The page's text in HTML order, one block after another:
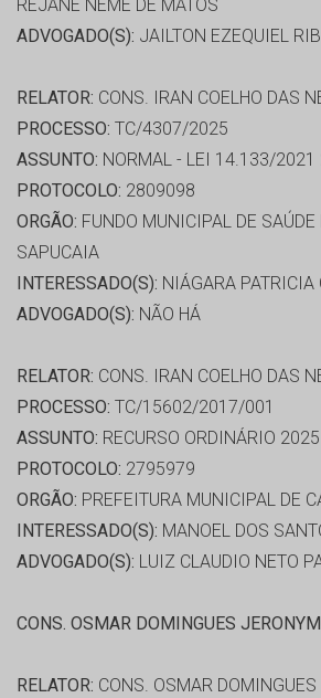
REJANE NEME DE MATOS
ADVOGADO(S): JAILTON EZEQUIEL
RELATOR: CONS. IRAN COELHO DAS
PROCESSO: TC/4307/2025
ASSUNTO: NORMAL - LEI 14.133/2021
PROTOCOLO: 2809098
ORGÃO: FUNDO MUNICIPAL DE SAÚDE
SAPUCAIA
INTERESSADO(S): NIÁGARA PATRICIA
ADVOGADO(S): NÃO HÁ
RELATOR: CONS. IRAN COELHO DAS
PROCESSO: TC/15602/2017/001
ASSUNTO: RECURSO ORDINÁRIO 2025
PROTOCOLO: 2795979
ORGÃO: PREFEITURA MUNICIPAL DE
INTERESSADO(S): MANOEL DOS
ADVOGADO(S): LUIZ CLAUDIO NETO
CONS. OSMAR DOMINGUES
RELATOR: CONS. OSMAR